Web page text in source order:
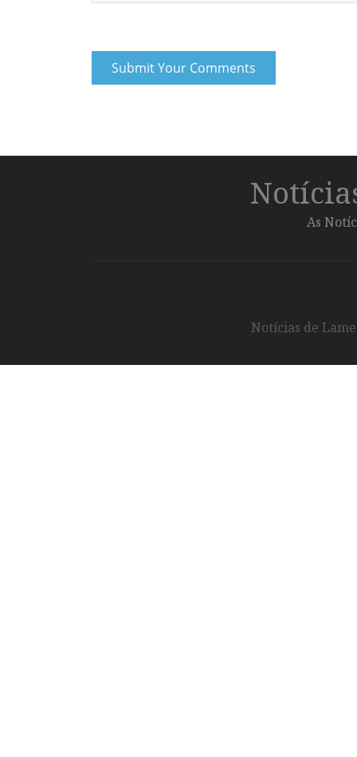
As
Notícias de